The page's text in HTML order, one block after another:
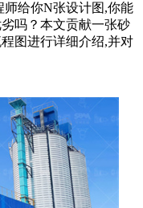
给你N张设计图,你能
吗？本文贡献一张砂
图进行详细介绍,并对